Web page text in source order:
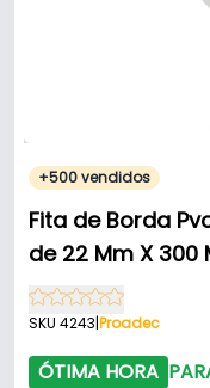
+500 vendidos
Fita de Borda
de 22 Mm X
SKU 4243|Proadec
ÓTIMA HORA